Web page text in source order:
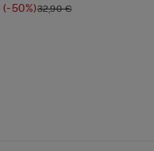
(-50%)32,90 €